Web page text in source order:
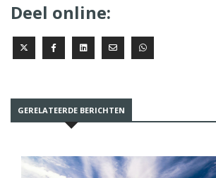
Deel online:
GERELATEERDE BERICHTEN